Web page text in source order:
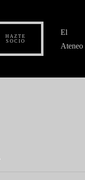
HAZTE
SOCIO
El
Ateneo